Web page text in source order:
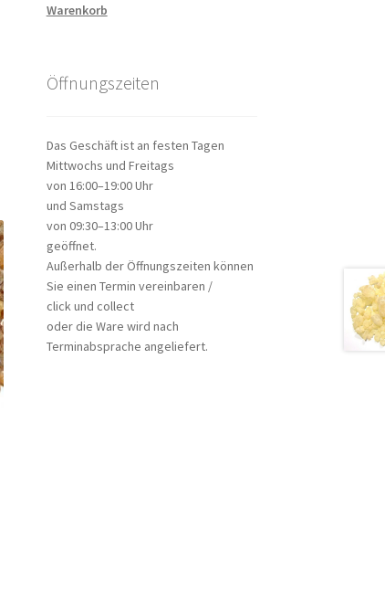
Warenkorb
Öffnungszeiten
Das Geschäft ist an festen Tagen
Mittwochs und Freitags
von 16:00–19:00 Uhr
und Samstags
von 09:30–13:00 Uhr
geöffnet.
Außerhalb der Öffnungszeiten können
Sie einen Termin vereinbaren /
click und collect
oder die Ware wird nach
Terminabsprache angeliefert.